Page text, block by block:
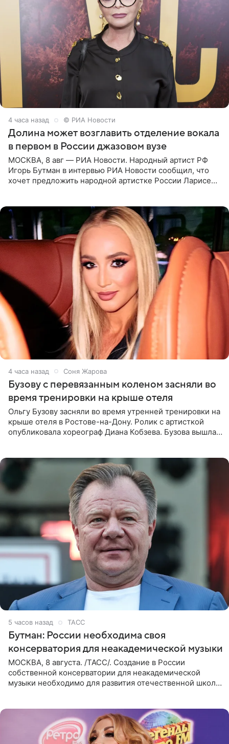
4 часа назад © РИА Новости
Долина может возглавить отделение вокала
в первом в России джазовом вузе
МОСКВА, 8 авг — РИА Новости. Народный артист РФ
Игорь Бутман в интервью РИА Новости сообщил, что
хочет предложить народной артистке России Ларисе
4 часа назад Соня Жарова
Бузову с перевязанным коленом засняли во
время тренировки на крыше отеля
Ольгу Бузову засняли во время утренней тренировки на
крыше отеля в Ростове-на-Дону. Ролик с артисткой
опубликовала хореограф Диана Кобзева. Бузова вышла
5 часов назад ТАСС
Бутман: России необходима своя
консерватория для неакадемической музыки
МОСКВА, 8 августа. /ТАСС/. Создание в России
собственной консерватории для неакадемической
музыки необходимо для развития отечественной школы